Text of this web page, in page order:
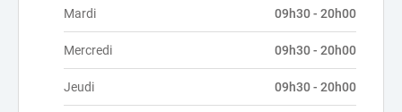
Mardi 09h30 - 20h00
Mercredi 09h30 - 20h00
Jeudi 09h30 - 20h00